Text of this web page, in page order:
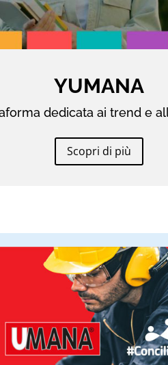
YUMANA
dedicata ai trend e
Scopri di più